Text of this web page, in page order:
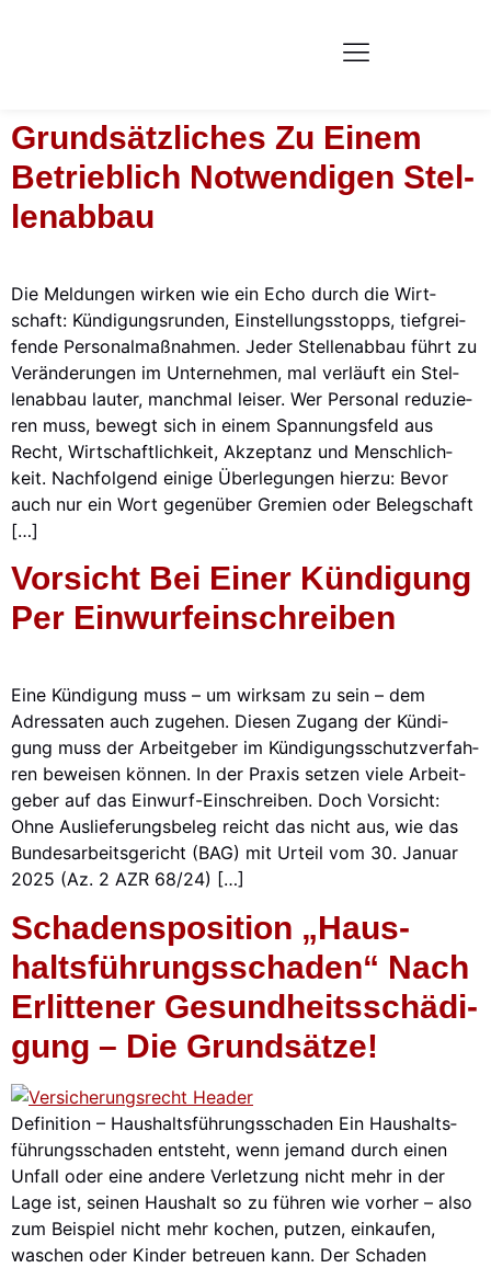
Grund­sätz­li­ches Zu Einem
Betrieb­lich Not­wen­di­gen Stel­
Len­ab­bau
Die Mel­dun­gen wir­ken wie ein Echo durch die Wirt­
schaft: Kün­di­gungs­run­den, Ein­stel­lungs­stopps, tief­grei­
fen­de Per­so­nal­maß­nah­men. Jeder Stel­len­ab­bau führt zu
Ver­än­de­run­gen im Unter­neh­men, mal ver­läuft ein Stel­
len­ab­bau lau­ter, manch­mal lei­ser. Wer Per­so­nal redu­zie­
ren muss, bewegt sich in einem Span­nungs­feld aus
Recht, Wirt­schaft­lich­keit, Akzep­tanz und Mensch­lich­
keit. Nach­fol­gend eini­ge Über­le­gun­gen hier­zu: Bevor
auch nur ein Wort gegen­über Gre­mi­en oder Beleg­schaft
[…]
Vor­sicht Bei Einer Kün­di­gung
Per Ein­wurf­ein­schrei­ben
Eine Kün­di­gung muss – um wirk­sam zu sein – dem
Adres­sa­ten auch zuge­hen. Die­sen Zugang der Kün­di­
gung muss der Arbeit­ge­ber im Kün­di­gungs­schutz­ver­fah­
ren bewei­sen kön­nen. In der Pra­xis set­zen vie­le Arbeit­
ge­ber auf das Ein­­wurf-Ein­­schrei­­ben. Doch Vor­sicht:
Ohne Aus­lie­fe­rungs­be­leg reicht das nicht aus, wie das
Bun­des­ar­beits­ge­richt (BAG) mit Urteil vom 30. Janu­ar
2025 (Az. 2 AZR 68/24) […]
Scha­dens­po­si­ti­on „Haus­
Halts­füh­rungs­scha­den“ Nach
Erlit­te­ner Gesund­heits­schä­di­
Gung – Die Grund­sät­ze!
Defi­ni­ti­on – Haus­halts­füh­rungs­scha­den Ein Haus­halts­
füh­rungs­scha­den ent­steht, wenn jemand durch einen
Unfall oder eine ande­re Ver­let­zung nicht mehr in der
Lage ist, sei­nen Haus­halt so zu füh­ren wie vor­her – also
zum Bei­spiel nicht mehr kochen, put­zen, ein­kau­fen,
waschen oder Kin­der betreu­en kann. Der Scha­den